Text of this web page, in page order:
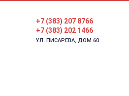
+7 (383) 207 8766
+7 (383) 202 1466
УЛ. ПИСАРЕВА, ДОМ 60